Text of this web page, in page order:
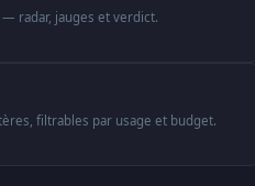
— radar, jauges et verdict.
filtrables par usage et budget.